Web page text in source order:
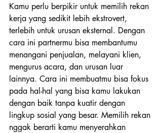
Kamu perlu berpikir untuk memilih rekan
kerja yang sedikit lebih ekstrovert,
terlebih untuk urusan eksternal. Dengan
cara ini partnermu bisa membantumu
menangani penjualan, melayani klien,
mengurus acara, dan urusan luar
lainnya. Cara ini membuatmu bisa fokus
pada hal-hal yang bisa kamu lakukan
dengan baik tanpa kuatir dengan
lingkup sosial yang besar. Memilih rekan
nggak berarti kamu menyerahkan